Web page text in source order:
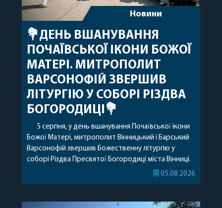
Новини
💐ДЕНЬ ВШАНУВАННЯ
ПОЧАЇВСЬКОЇ ІКОНИ БОЖОЇ
МАТЕРІ. МИТРОПОЛИТ
ВАРСОНОФІЙ ЗВЕРШИВ
ЛІТУРГІЮ У СОБОРІ РІЗДВА
БОГОРОДИЦІ💐
5 серпня, у день вшанування Почаївської ікони
Божої Матері, митрополит Вінницький і Барський
Варсонофій звершив Божественну літургію у
соборі Різдва Пресвятої Богородиці міста Вінниці.
Його Високопреосвященству співслужили
священному сані. Під час богослужіння підносилися
05.08.2026